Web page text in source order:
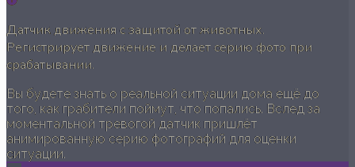
Датчик движения с защитой от животных.
Регистрирует движение и делает серию фото при
срабатывании.
Вы будете знать о реальной ситуации дома ещё до
того, как грабители поймут, что попались. Вслед за
моментальной тревогой датчик пришлёт
анимированную серию фотографий для оценки
ситуации.